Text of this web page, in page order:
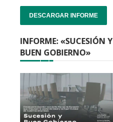
DESCARGAR INFORME
INFORME: «SUCESIÓN Y
BUEN GOBIERNO»